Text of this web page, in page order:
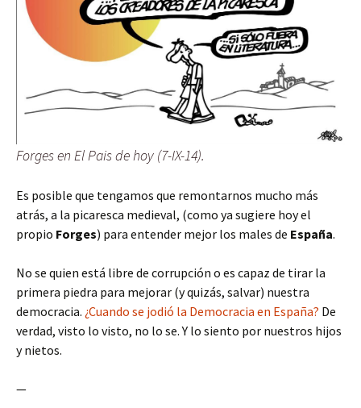
Forges en El Pais de hoy (7-IX-14).
Es posible que tengamos que remontarnos mucho más
atrás, a la picaresca medieval, (como ya sugiere hoy el
propio Forges) para entender mejor los males de España.
No se quien está libre de corrupción o es capaz de tirar la
primera piedra para mejorar (y quizás, salvar) nuestra
democracia. ¿Cuando se jodió la Democracia en España? De
verdad, visto lo visto, no lo se. Y lo siento por nuestros hijos
y nietos.
—